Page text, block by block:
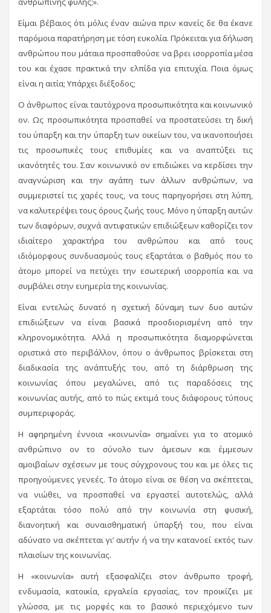
Είμαι βέβαιος ότι μόλις έναν αιώνα πριν κανείς δε θα έκανε
παρόμοια παρατήρηση με τόση ευκολία. Πρόκειται για δήλωση
ανθρώπου που μάταια προσπαθούσε να βρει ισορροπία μέσα
του και έχασε πρακτικά την ελπίδα για επιτυχία. Ποια όμως
είναι η αιτία; Υπάρχει διέξοδος;
Ο άνθρωπος είναι ταυτόχρονα προσωπικότητα και κοινωνικό
ον. Ως προσωπικότητα προσπαθεί να προστατεύσει τη δική
του ύπαρξη και την ύπαρξη των οικείων του, να ικανοποιήσει
τις προσωπικές τους επιθυμίες και να αναπτύξει τις
ικανότητές του. Σαν κοινωνικό ον επιδιώκει να κερδίσει την
αναγνώριση και την αγάπη των άλλων ανθρώπων, να
συμμεριστεί τις χαρές τους, να τους παρηγορήσει στη λύπη,
να καλυτερέψει τους όρους ζωής τους. Μόνο η ύπαρξη αυτών
των διαφόρων, συχνά αντιφατικών επιδιώξεων καθορίζει τον
ιδιαίτερο χαρακτήρα του ανθρώπου και από τους
ιδιόμορφους συνδυασμούς τους εξαρτάται ο βαθμός που το
άτομο μπορεί να πετύχει την εσωτερική ισορροπία και να
συμβάλει στην ευημερία της κοινωνίας.
Είναι εντελώς δυνατό η σχετική δύναμη των δυο αυτών
επιδιώξεων να είναι βασικά προσδιορισμένη από την
κληρονομικότητα. Αλλά η προσωπικότητα διαμορφώνεται
οριστικά στο περιβάλλον, όπου ο άνθρωπος βρίσκεται στη
διαδικασία της ανάπτυξής του, από τη διάρθρωση της
κοινωνίας όπου μεγαλώνει, από τις παραδόσεις της
κοινωνίας αυτής, από το πώς εκτιμά τους διάφορους τύπους
συμπεριφοράς.
Η αφηρημένη έννοια «κοινωνία» σημαίνει για το ατομικό
ανθρώπινο ον το σύνολο των άμεσων και έμμεσων
αμοιβαίων σχέσεων με τους σύγχρονους του και με όλες τις
προηγούμενες γενεές. Το άτομο είναι σε θέση να σκέπτεται,
να νιώθει, να προσπαθεί να εργαστεί αυτοτελώς, αλλά
εξαρτάται τόσο πολύ από την κοινωνία στη φυσική,
διανοητική και συναισθηματική ύπαρξή του, που είναι
αδύνατο να σκέπτεται γι’ αυτήν ή να την κατανοεί εκτός των
πλαισίων της κοινωνίας.
Η «κοινωνία» αυτή εξασφαλίζει στον άνθρωπο τροφή,
ενδυμασία, κατοικία, εργαλεία εργασίας, τον προικίζει με
γλώσσα, με τις μορφές και το βασικό περιεχόμενο των